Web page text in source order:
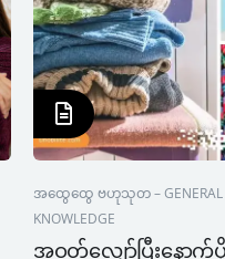
အထွေထွေ ဗဟုသုတ – GENERAL
KNOWLEDGE
အဝတ်လျှော်ပြီးနော